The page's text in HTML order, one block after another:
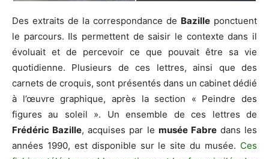
Des extraits de la correspondance de Bazille ponctuent
le parcours. Ils permettent de saisir le contexte dans il
évoluait et de percevoir ce que pouvait être sa vie
quotidienne. Plusieurs de ces lettres, ainsi que des
carnets de croquis, sont présentés dans un cabinet dédié
à l’œuvre graphique, après la section « Peindre des
figures au soleil ». Un ensemble de ces lettres de
Frédéric Bazille, acquises par le musée Fabredans les
années 1990, est disponible sur le site du musée. Ces